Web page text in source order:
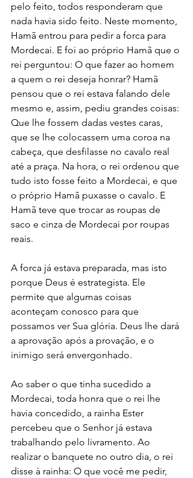
pelo feito, todos responderam que
nada havia sido feito. Neste momento,
Hamã entrou para pedir a forca para
Mordecai. E foi ao próprio Hamã que o
rei perguntou: O que fazer ao homem
a quem o rei deseja honrar? Hamã
pensou que o rei estava falando dele
mesmo e, assim, pediu grandes coisas:
Que lhe fossem dadas vestes caras,
que se lhe colocassem uma coroa na
cabeça, que desfilasse no cavalo real
até a praça. Na hora, o rei ordenou que
tudo isto fosse feito a Mordecai, e que
o próprio Hamã puxasse o cavalo. E
Hamã teve que trocar as roupas de
saco e cinza de Mordecai por roupas
reais.
A forca já estava preparada, mas isto
porque Deus é estrategista. Ele
permite que algumas coisas
aconteçam conosco para que
possamos ver Sua glória. Deus lhe dará
a aprovação após a provação, e o
inimigo será envergonhado.
Ao saber o que tinha sucedido a
Mordecai, toda honra que o rei lhe
havia concedido, a rainha Ester
percebeu que o Senhor já estava
trabalhando pelo livramento. Ao
realizar o banquete no outro dia, o rei
disse à rainha: O que você me pedir,